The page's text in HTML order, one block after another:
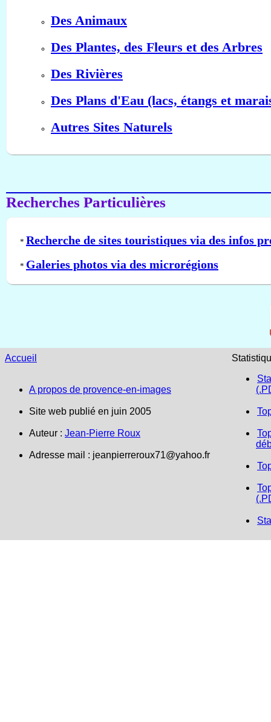
Des Animaux
Des Plantes, des Fleurs et des Arbres
Des Rivières
Des Plans d'Eau (lacs, étangs et
Autres Sites Naturels
Recherches Particulières
* Recherche de sites touristiques via des infos
* Galeries photos via des microrégions
Accueil
A propos de provence-en-images
Site web publié en juin 2005
Auteur : Jean-Pierre Roux
Adresse mail : jeanpierreroux71@yahoo.fr